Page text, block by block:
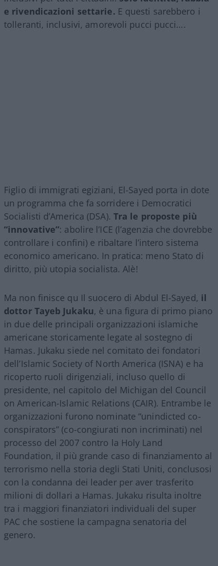
e rivendicazioni settarie. E questi sarebbero i
tolleranti, inclusivi, amorevoli pucci pucci….
Figlio di immigrati egiziani, El-Sayed porta in dote
un programma che fa sorridere i Democratici
Socialisti d’America (DSA). Tra le proposte più
“innovative”: abolire l’ICE (l’agenzia che dovrebbe
controllare i confini) e ribaltare l’intero sistema
economico americano. In pratica: meno Stato di
diritto, più utopia socialista. Alè!
Ma non finisce qu Il suocero di Abdul El-Sayed, il
dottor Tayeb Jukaku, è una figura di primo piano
in due delle principali organizzazioni islamiche
americane storicamente legate al sostegno di
Hamas. Jukaku siede nel comitato dei fondatori
dell’Islamic Society of North America (ISNA) e ha
ricoperto ruoli dirigenziali, incluso quello di
presidente, nel capitolo del Michigan del Council
on American-Islamic Relations (CAIR). Entrambe le
organizzazioni furono nominate “unindicted co-
conspirators” (co-congiurati non incriminati) nel
processo del 2007 contro la Holy Land
Foundation, il più grande caso di finanziamento al
terrorismo nella storia degli Stati Uniti, conclusosi
con la condanna dei leader per aver trasferito
milioni di dollari a Hamas. Jukaku risulta inoltre
tra i maggiori finanziatori individuali del super
PAC che sostiene la campagna senatoria del
genero.